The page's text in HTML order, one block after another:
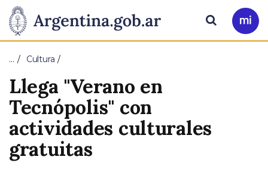
Presidencia
de
la
Nación
Pasar al contenido principal
Ir
a
Buscar
… Cultura
Llega "Verano en
Tecnópolis" con
actividades culturales
gratuitas